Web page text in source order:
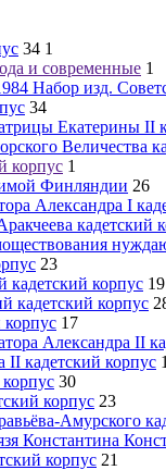
34 1
и современные 1
Набор изд.
34
Екатерины II
Величества
корпус 1
Финляндии 26
Александра I
кадетский
23
кадетский корпус 19
кадетский корпус
корпус 17
Александра II
II кадетский корпус
30
корпус 23
Амурского
Константина
корпус 21